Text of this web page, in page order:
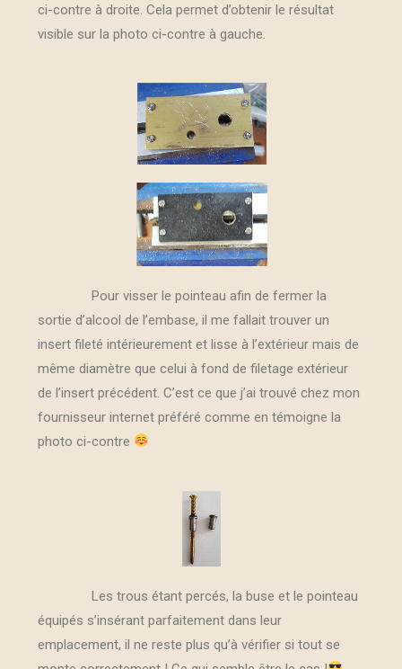
ci-contre à droite. Cela permet d’obtenir le résultat
visible sur la photo ci-contre à gauche.
Pour visser le pointeau afin de fermer la
sortie d’alcool de l’embase, il me fallait trouver un
insert fileté intérieurement et lisse à l’extérieur mais de
même diamètre que celui à fond de filetage extérieur
de l’insert précédent. C’est ce que j’ai trouvé chez mon
fournisseur internet préféré comme en témoigne la
photo ci-contre
Les trous étant percés, la buse et le pointeau
équipés s’insérant parfaitement dans leur
emplacement, il ne reste plus qu’à vérifier si tout se